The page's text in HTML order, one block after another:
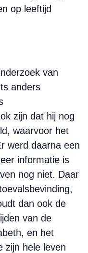
op leeftijd
van
anders
zijn dat hij nog
waarvoor het
werd daarna een
informatie is
nog niet. Daar
dan ook de
van de
en het
zijn hele leven